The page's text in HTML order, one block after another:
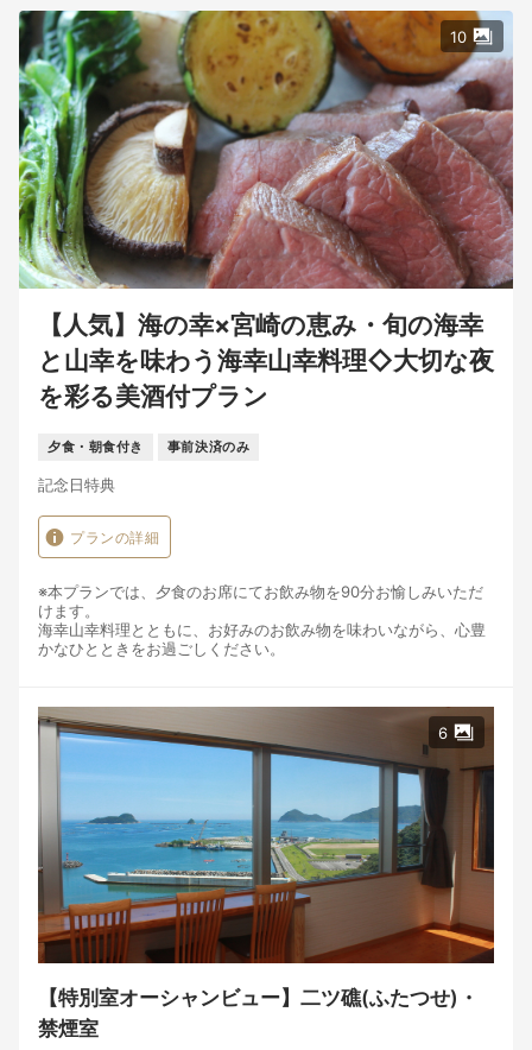
10
【人気】海の幸×宮崎の恵み・旬の海幸
と山幸を味わう海幸山幸料理◇大切な夜
を彩る美酒付プラン
夕食・朝食付き 事前決済のみ
記念日特典
プランの詳細
※本プランでは、夕食のお席にてお飲み物を90分お愉しみいただ
けます。
海幸山幸料理とともに、お好みのお飲み物を味わいながら、心豊
かなひとときをお過ごしください。
・地酒
・宮崎焼酎
・生ビール／瓶ビール
こちらのプランでは、北浦の海で育まれた旬の魚介と、宮崎の豊
かな大地が育てた食材を使った「海幸山幸料理」をご用意してお
ります。
目の前の海から届く恵み、そして山の恵み。その時季に一番美味
しいものを選び、一皿一皿に心を込めて仕立てています。
きをお楽しみください。
\\\全10品 北浦の海と宮崎の恵みを味わう「海幸山幸料理」///
6
【特別室オーシャンビュー】二ツ礁(ふたつせ)・
禁煙室